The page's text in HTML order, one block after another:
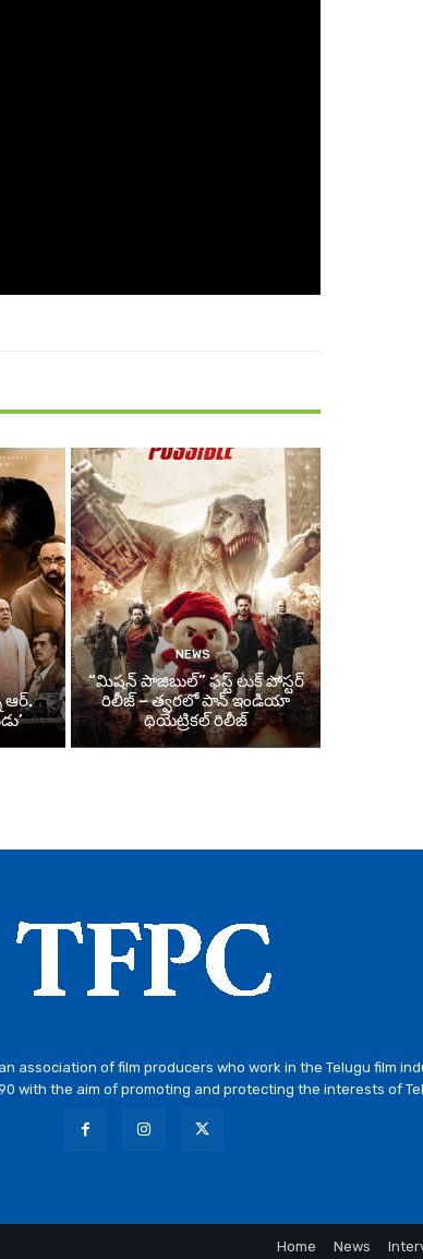
ఆర్‌.
NEWS
“మిషన్ పాజిబుల్” ఫస్ట్ లుక్ పోస్టర్
రిలీజ్ – త్వరలో పాన్ ఇండియా
థియేట్రికల్ రిలీజ్
association of film producers who work in the Telugu film
with the aim of promoting and protecting the interests of
Home News